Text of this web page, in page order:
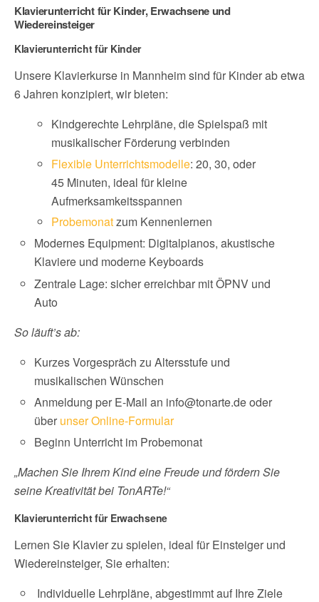
Klavierunterricht für Kinder, Erwachsene und
Wiedereinsteiger
Klavierunterricht für Kinder
Unsere Klavierkurse in Mannheim sind für Kinder ab etwa
6 Jahren konzipiert, wir bieten:
Kindgerechte Lehrpläne, die Spielspaß mit
musikalischer Förderung verbinden
Flexible Unterrichtsmodelle: 20, 30, oder
45 Minuten, ideal für kleine
Aufmerksamkeitsspannen
Probemonatzum Kennenlernen
Modernes Equipment: Digitalpianos, akustische
Klaviere und moderne Keyboards
Zentrale Lage: sicher erreichbar mit ÖPNV und
Auto
So läuft’s ab:
Kurzes Vorgespräch zu Altersstufe und
musikalischen Wünschen
Anmeldung per E-Mail an info@tonarte.de oder
über unser Online-Formular
Beginn Unterricht im Probemonat
„Machen Sie Ihrem Kind eine Freude und fördern Sie
seine Kreativität bei TonARTe!“
Klavierunterricht für Erwachsene
Lernen Sie Klavier zu spielen, ideal für Einsteiger und
Wiedereinsteiger, Sie erhalten:
Individuelle Lehrpläne, abgestimmt auf Ihre Ziele